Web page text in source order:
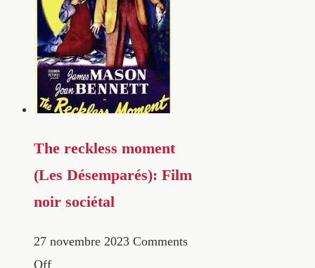
The reckless moment
(Les Désemparés): Film
noir sociétal
27 novembre 2023 Comments
Off